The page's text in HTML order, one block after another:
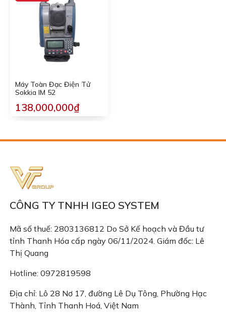
Máy Toàn Đạc Điện Tử
Sokkia IM 52
138,000,000₫
CÔNG TY TNHH IGEO SYSTEM
Mã số thuế: 2803136812 Do Sở Kế hoạch và Đầu tư
tỉnh Thanh Hóa cấp ngày 06/11/2024. Giám đốc: Lê
Thị Quang
Hotline: 0972819598
Địa chỉ: Lô 28 Nơ 17, đường Lê Dụ Tông, Phường Hạc
Thành, Tỉnh Thanh Hoá, Việt Nam